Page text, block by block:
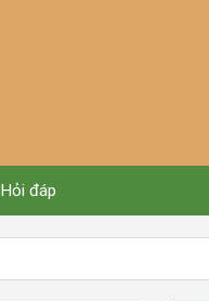
Hỏi đáp